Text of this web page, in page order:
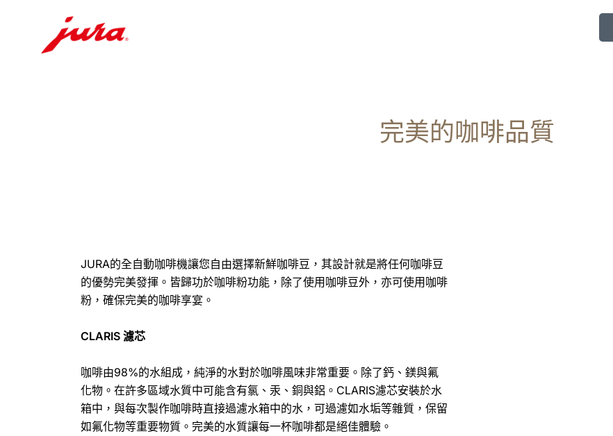
完美的咖啡品質
JURA的全自動咖啡機讓您自由選擇新鮮咖啡豆，其設計就是將任何咖啡豆
的優勢完美發揮。皆歸功於咖啡粉功能，除了使用咖啡豆外，亦可使用咖啡
粉，確保完美的咖啡享宴。
CLARIS 濾芯
咖啡由98%的水組成，純淨的水對於咖啡風味非常重要。除了鈣、鎂與氟
化物。在許多區域水質中可能含有氯、汞、銅與鋁。CLARIS濾芯安裝於水
箱中，與每次製作咖啡時直接過濾水箱中的水，可過濾如水垢等雜質，保留
如氟化物等重要物質。完美的水質讓每一杯咖啡都是絕佳體驗。